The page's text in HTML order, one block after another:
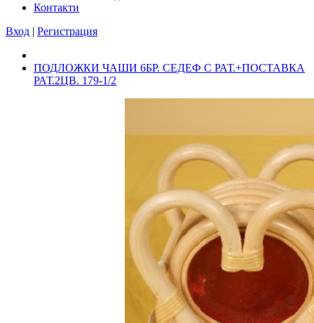
Контакти
Вход | Регистрация
ПОДЛОЖКИ ЧАШИ 6БР. СЕДЕФ С РАТ.+ПОСТАВКА
РАТ.2ЦВ. 179-1/2